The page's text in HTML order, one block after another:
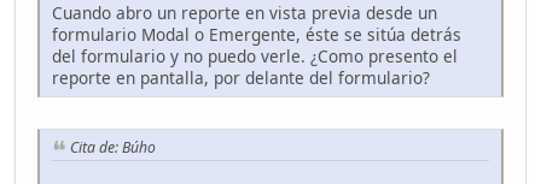
Cuando abro un reporte en vista previa desde un
formulario Modal o Emergente, éste se sitúa detrás
del formulario y no puedo verle. ¿Como presento el
reporte en pantalla, por delante del formulario?
Cita de: Búho